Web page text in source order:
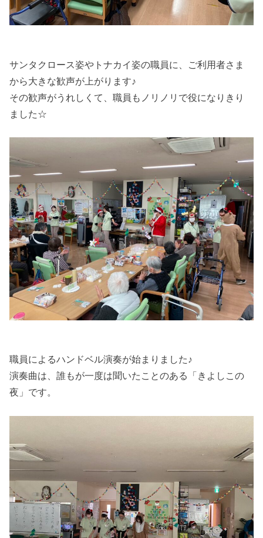
サンタクロース姿やトナカイ姿の職員に、ご利用者さま
から大きな歓声が上がります♪
その歓声がうれしくて、職員もノリノリで役になりきり
ました☆
職員によるハンドベル演奏が始まりました♪
演奏曲は、誰もが一度は聞いたことのある「きよしこの
夜」です。